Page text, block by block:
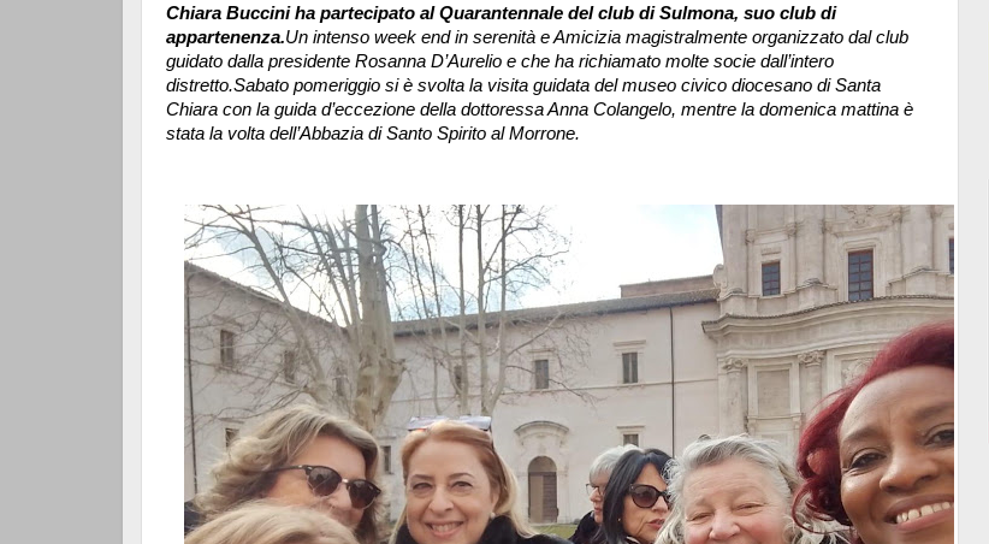
Chiara Buccini ha partecipato al Quarantennale del club di Sulmona, suo club di
appartenenza.Un intenso week end in serenità e Amicizia magistralmente organizzato dal club
guidato dalla presidente Rosanna D’Aurelio e che ha richiamato molte socie dall’intero
distretto.Sabato pomeriggio si è svolta la visita guidata del museo civico diocesano di Santa
Chiara con la guida d’eccezione della dottoressa Anna Colangelo, mentre la domenica mattina è
stata la volta dell’Abbazia di Santo Spirito al Morrone.